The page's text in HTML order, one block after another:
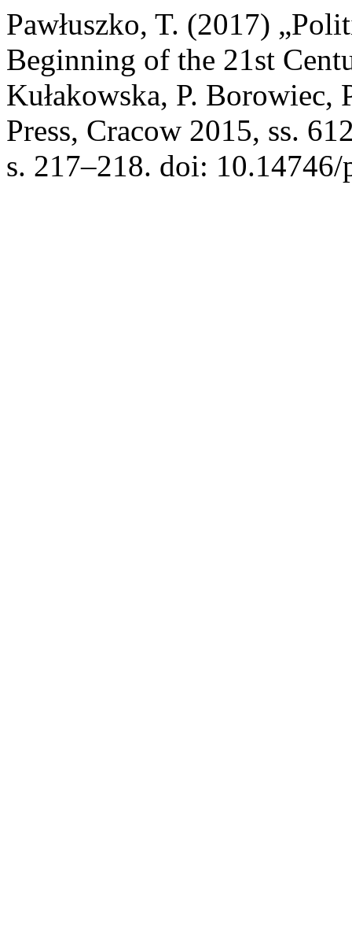
Pawłuszko, T. (2017)
Beginning of the 21st
Kułakowska, P.
Press, Cracow 2015, ss.
s. 217–218. doi: